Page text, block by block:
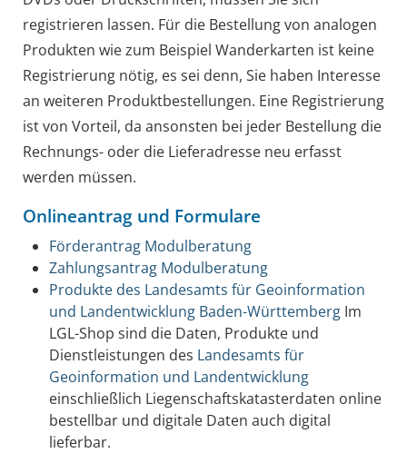
registrieren lassen. Für die Bestellung von analogen
Produkten wie zum Beispiel Wanderkarten ist keine
Registrierung nötig, es sei denn, Sie haben Interesse
an weiteren Produktbestellungen. Eine Registrierung
ist von Vorteil, da ansonsten bei jeder Bestellung die
Rechnungs- oder die Lieferadresse neu erfasst
werden müssen.
Onlineantrag und Formulare
Förderantrag Modulberatung
Zahlungsantrag Modulberatung
Produkte des Landesamts für Geoinformation
und Landentwicklung Baden-Württemberg Im
LGL-Shop sind die Daten, Produkte und
Dienstleistungen des Landesamts für
Geoinformation und Landentwicklung
einschließlich Liegenschaftskatasterdaten online
bestellbar und digitale Daten auch digital
lieferbar.